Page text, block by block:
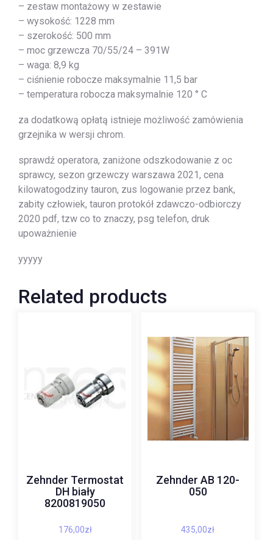
– zestaw montażowy w zestawie
– wysokość: 1228 mm
– szerokość: 500 mm
– moc grzewcza 70/55/24 – 391W
– waga: 8,9 kg
– ciśnienie robocze maksymalnie 11,5 bar
– temperatura robocza maksymalnie 120 ° C
za dodatkową opłatą istnieje możliwość zamówienia
grzejnika w wersji chrom.
sprawdź operatora, zaniżone odszkodowanie z oc
sprawcy, sezon grzewczy warszawa 2021, cena
kilowatogodziny tauron, zus logowanie przez bank,
zabity człowiek, tauron protokół zdawczo-odbiorczy
2020 pdf, tzw co to znaczy, psg telefon, druk
upoważnienie
yyyyy
Related products
Zehnder Termostat
DH biały
8200819050
176,00zł
Zehnder AB 120-
050
435,00zł